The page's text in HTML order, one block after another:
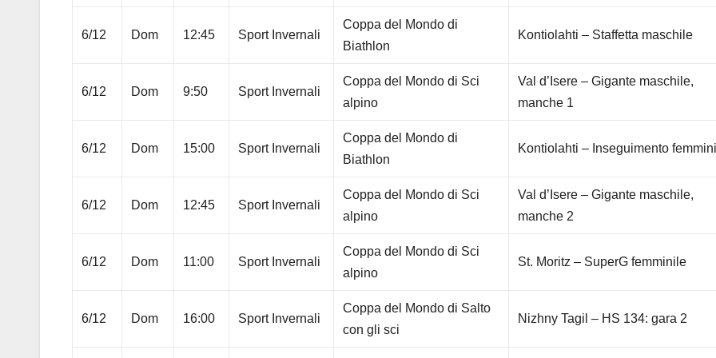
6/12 Dom 12:45 Sport Invernali
Coppa del Mondo di
Biathlon
Kontiolahti – Staffetta maschile
6/12 Dom 9:50 Sport Invernali
Coppa del Mondo di Sci
alpino
Val d’Isere – Gigante maschile,
manche 1
6/12 Dom 15:00 Sport Invernali
Coppa del Mondo di
Biathlon
Kontiolahti – Inseguimento
6/12 Dom 12:45 Sport Invernali
Coppa del Mondo di Sci
alpino
Val d’Isere – Gigante maschile,
manche 2
6/12 Dom 11:00 Sport Invernali
Coppa del Mondo di Sci
alpino
St. Moritz – SuperG femminile
6/12 Dom 16:00 Sport Invernali
Coppa del Mondo di Salto
con gli sci
Nizhny Tagil – HS 134: gara 2